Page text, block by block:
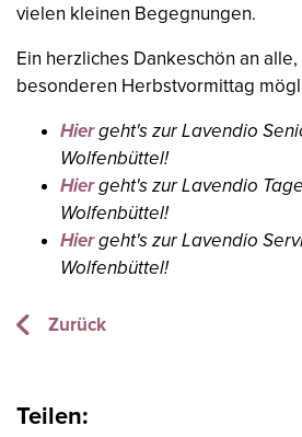
vielen kleinen Begegnungen.
Ein herzliches Dankeschön an
besonderen Herbstvormittag
Hiergeht's zur Lavendio
Wolfenbüttel!
Hiergeht's zur Lavendio
Wolfenbüttel!
Hiergeht's zur Lavendio
Wolfenbüttel!
Zurück
Teilen: